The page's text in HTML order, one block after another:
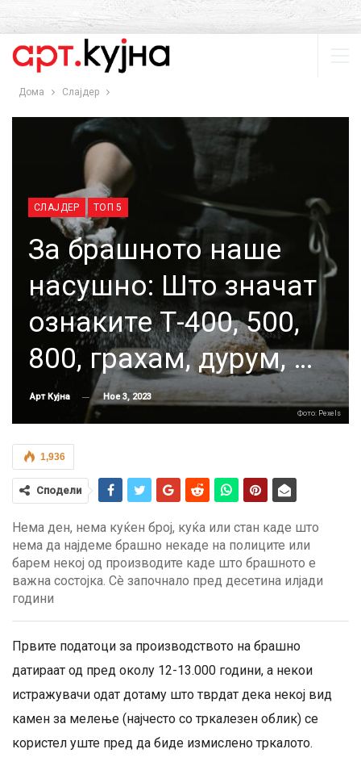
Дома Слајдер
СЛАЈДЕР ТОП 5
За брашното наше
насушно: Што значат
ознаките Т-400, 500,
800, грахам, дурум, …
Арт Кујна Ное 3, 2023
Фото: Pexels
1,936
Сподели
Нема ден, нема куќен број, куќа или стан каде што
нема да најдеме брашно некаде на полиците или
барем некој од производите каде што брашното е
важна состојка. Сè започнало пред десетина илјади
години
Првите податоци за производството на брашно
датираат од пред околу 12-13.000 години, а некои
истражувачи одат дотаму што тврдат дека некој вид
камен за мелење (најчесто со тркалезен облик) се
користел уште пред да биде измислено тркалото.